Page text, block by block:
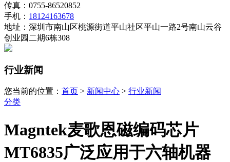
传真：0755-86520852
手机： 18124163678
地址：深圳市南山区桃源街道平山社区平山一路2号南山云谷
创业园二期6栋308
行业新闻
您当前的位置： 首页 > 新闻中心 > 行业新闻
分类
Magntek麦歌恩磁编码芯片
MT6835广泛应用于六轴机器